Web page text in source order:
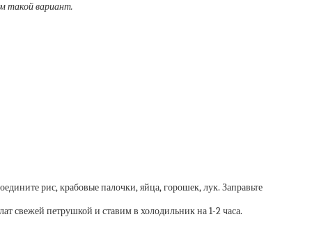
такой вариант.
рис, крабовые палочки, яйца, горошек, лук. Заправьте
свежей петрушкой и ставим в холодильник на 1-2 часа.